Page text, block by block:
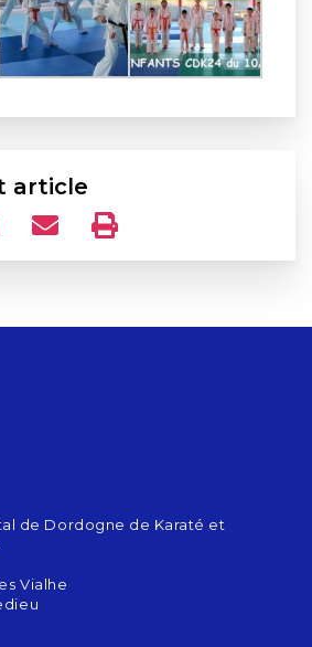
article
de Dordogne de Karaté et
Vialhe